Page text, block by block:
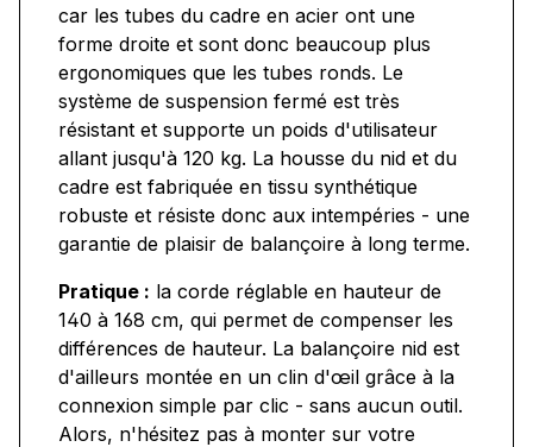
car les tubes du cadre en acier ont une
forme droite et sont donc beaucoup plus
ergonomiques que les tubes ronds. Le
système de suspension fermé est très
résistant et supporte un poids d'utilisateur
allant jusqu'à 120 kg. La housse du nid et du
cadre est fabriquée en tissu synthétique
robuste et résiste donc aux intempéries - une
garantie de plaisir de balançoire à long terme.
Pratique : la corde réglable en hauteur de
140 à 168 cm, qui permet de compenser les
différences de hauteur. La balançoire nid est
d'ailleurs montée en un clin d'œil grâce à la
connexion simple par clic - sans aucun outil.
Alors, n'hésitez pas à monter sur votre